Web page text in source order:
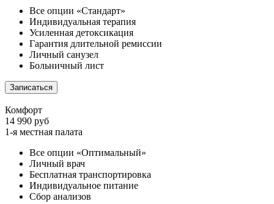
Все опции «Стандарт»
Индивидуальная терапия
Усиленная детоксикация
Гарантия длительной ремиссии
Личный санузел
Больничный лист
Записаться
Комфорт
14 990 руб
1-я местная палата
Все опции «Оптимальный»
Личный врач
Бесплатная транспортировка
Индивидуальное питание
Сбор анализов